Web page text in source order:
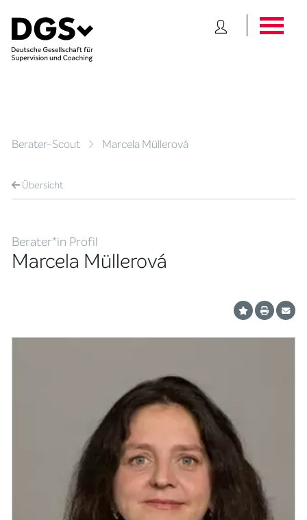
Berater-Scout Marcela Müllerová
Übersicht
Berater*in Profil
Marcela Müllerová